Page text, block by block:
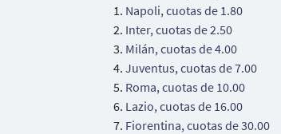
Napoli, cuotas de 1.80
Inter, cuotas de 2.50
Milán, cuotas de 4.00
Juventus, cuotas de 7.00
Roma, cuotas de 10.00
Lazio, cuotas de 16.00
Fiorentina, cuotas de 30.00